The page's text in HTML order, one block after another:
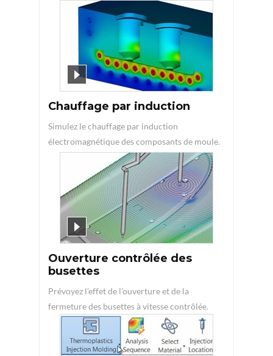
Chauffage par induction
Simulez le chauffage par induction
électromagnétique des composants de moule.
Ouverture contrôlée des
busettes
Prévoyez l’effet de l’ouverture et de la
fermeture des busettes à vitesse contrôlée.